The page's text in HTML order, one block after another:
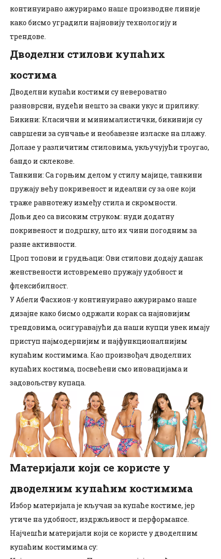
континуирано ажурирамо наше производне линије
како бисмо уградили најновију технологију и
трендове.
Дводелни стилови купаћих
костима
Дводелни купаћи костими су невероватно
разноврсни, нудећи нешто за сваки укус и прилику:
Бикини: Класични и минималистички, бикинији су
савршени за сунчање и необавезне изласке на плажу.
Долазе у различитим стиловима, укључујући троугао,
бандо и склекове.
Танкини: Са горњим делом у стилу мајице, танкини
пружају већу покривеност и идеални су за оне који
траже равнотежу између стила и скромности.
Доњи део са високим струком: нуди додатну
покривеност и подршку, што их чини погодним за
разне активности.
Цроп топови и грудњаци: Ови стилови додају дашак
женствености истовремено пружају удобност и
флексибилност.
У Абели Фасхион-у континуирано ажурирамо наше
дизајне како бисмо одржали корак са најновијим
трендовима, осигуравајући да наши купци увек имају
приступ најмодернијим и најфункционалнијим
купаћим костимима. Као произвођач дводелних
купаћих костима, посвећени смо иновацијама и
задовољству купаца.
Материјали који се користе у
дводелним купаћим костимима
Избор материјала је кључан за купаће костиме, јер
утиче на удобност, издржљивост и перформансе.
Најчешћи материјали који се користе у дводелним
купаћим костимима су: